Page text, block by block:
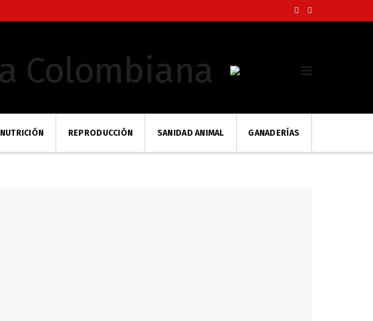
NUTRICIÓN REPRODUCCIÓN SANIDAD ANIMAL GANADERÍAS